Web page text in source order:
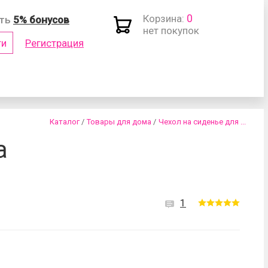
5% бонусов
Регистрация
Корзина: 0
нет покупок
Каталог / Товары для дома / Чехол на сиденье для ...
1